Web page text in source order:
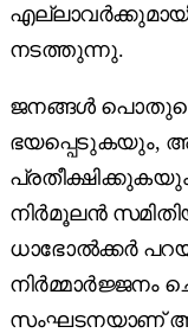
നടത്തുന്നു.
ജനങ്ങൾ
ഭയപ്പെടുകയും,
നിർമൂലൻ
ധാഭോൽക്കർ
നിർമ്മാർജ്ജനം
സംഘടനയാണ്